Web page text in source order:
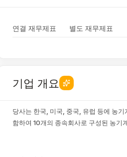
연결 재무제표 별도 재무제표
기업 개요
당사는 한국, 미국, 중국, 유럽 등에 농
함하여 10개의 종속회사로 구성된 농기